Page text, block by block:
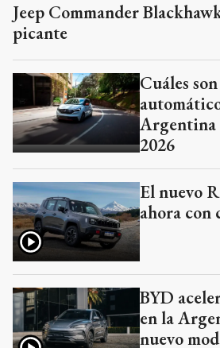
Jeep Commander
picante
Cuáles
Argentina
2026
El nuevo
ahora con
BYD
en la
nuevo